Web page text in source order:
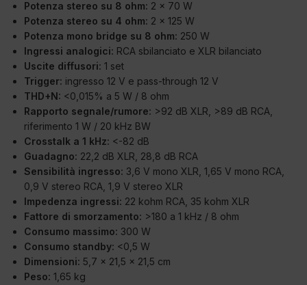
Potenza stereo su 8 ohm: 2 x 70 W
Potenza stereo su 4 ohm: 2 x 125 W
Potenza mono bridge su 8 ohm: 250 W
Ingressi analogici: RCA sbilanciato e XLR bilanciato
Uscite diffusori: 1 set
Trigger: ingresso 12 V e pass-through 12 V
THD+N: <0,015% a 5 W / 8 ohm
Rapporto segnale/rumore: >92 dB XLR, >89 dB RCA,
riferimento 1 W / 20 kHz BW
Crosstalk a 1 kHz: <-82 dB
Guadagno: 22,2 dB XLR, 28,8 dB RCA
Sensibilità ingresso: 3,6 V mono XLR, 1,65 V mono RCA,
0,9 V stereo RCA, 1,9 V stereo XLR
Impedenza ingressi: 22 kohm RCA, 35 kohm XLR
Fattore di smorzamento: >180 a 1 kHz / 8 ohm
Consumo massimo: 300 W
Consumo standby: <0,5 W
Dimensioni: 5,7 x 21,5 x 21,5 cm
Peso: 1,65 kg